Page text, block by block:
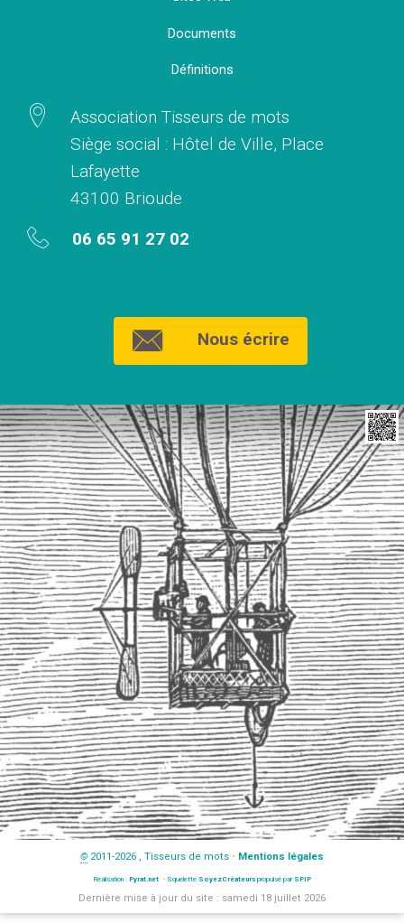
Documents
Définitions
Association Tisseurs de mots
Siège social : Hôtel de Ville, Place
Lafayette
43100 Brioude
06 65 91 27 02
Nous écrire
© 2011-2026 , Tisseurs de mots • Mentions légales
Réalisation : Pyrat.net • Squelette SoyezCréateurs propulsé par SPIP
Dernière mise à jour du site : samedi 18 juillet 2026